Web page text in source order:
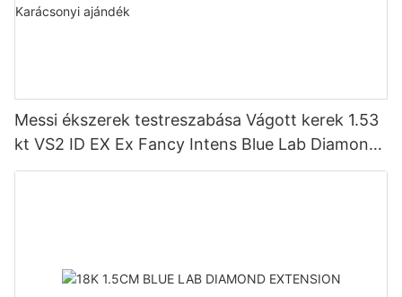
Messi ékszerek testreszabása Vágott kerek 1.53
kt VS2 ID EX Ex Fancy Intens Blue Lab Diamond
LG617411209 Karácsonyi ajándék